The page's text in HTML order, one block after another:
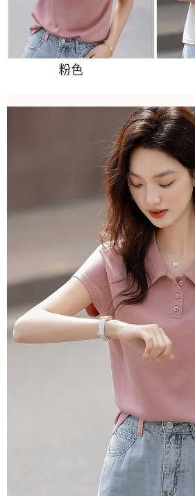
國家/地區配送